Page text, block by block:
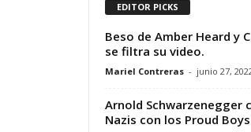
EDITOR PICKS
Beso de Amber Heard y
se filtra su video.
Mariel Contreras - junio 27,
Arnold Schwarzenegger
Nazis con los Proud